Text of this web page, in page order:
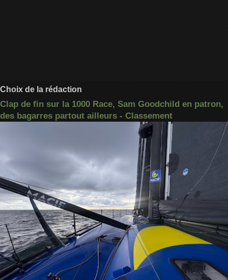
Choix de la rédaction
Clap de fin sur la 1000 Race, Sam Goodchild en patron,
des bagarres partout ailleurs - Classement